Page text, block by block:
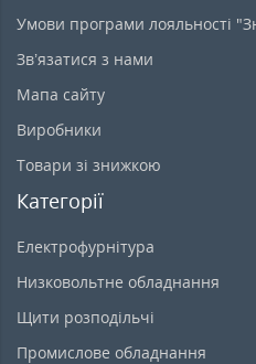
Умови програми лояльності
Зв’язатися з нами
Мапа сайту
Виробники
Товари зі знижкою
Категорії
Електрофурнітура
Низковольтне обладнання
Щити розподільчі
Промислове обладнання